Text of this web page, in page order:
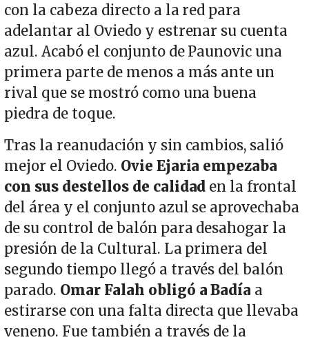
con la cabeza directo a la red para
adelantar al Oviedo y estrenar su cuenta
azul. Acabó el conjunto de Paunovic una
primera parte de menos a más ante un
rival que se mostró como una buena
piedra de toque.
Tras la reanudación y sin cambios, salió
mejor el Oviedo. Ovie Ejaria empezaba
con sus destellos de calidad en la frontal
del área y el conjunto azul se aprovechaba
de su control de balón para desahogar la
presión de la Cultural. La primera del
segundo tiempo llegó a través del balón
parado. Omar Falah obligó a Badía a
estirarse con una falta directa que llevaba
veneno. Fue también a través de la